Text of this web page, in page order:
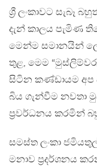
ශ්‍රී ලංකාවට සැබෑ
දැන් කාලය පැමිණ
මෙන්ම සමානයින්
තුළ, මෙම
සිටින කණ්ඩායම අප
බිය ගැන්වීම නවතා
ප්‍රවර්ධනය කරමින්
සමස්ත ලංකා
මනාව ප්‍රදර්ශනය